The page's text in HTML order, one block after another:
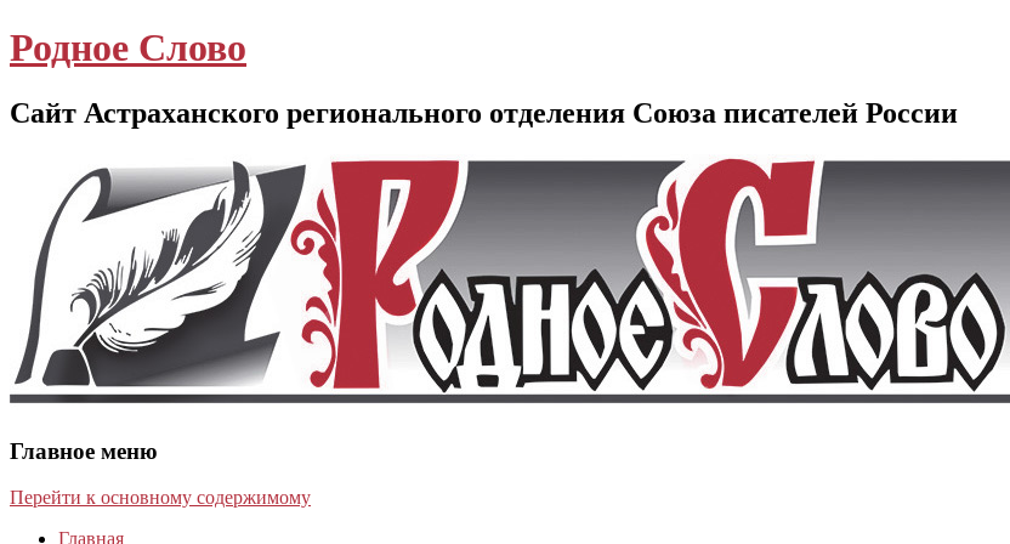
Родное Слово
Сайт Астраханского регионального отделения Союза писателей России
Главное меню
Перейти к основному содержимому
Главная